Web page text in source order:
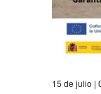
15 de julio |